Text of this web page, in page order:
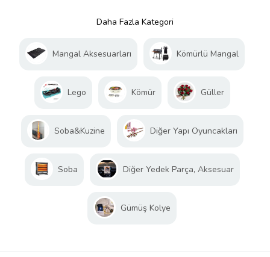
Daha Fazla Kategori
Mangal Aksesuarları Kömürlü Mangal
Lego Kömür Güller
Soba&Kuzine Diğer Yapı Oyuncakları
Soba Diğer Yedek Parça, Aksesuar
Gümüş Kolye